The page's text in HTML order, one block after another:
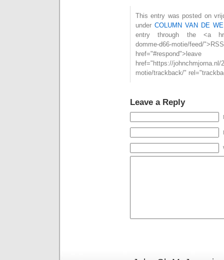
This entry was posted on
under COLUMN VAN DE
entry through the <a
domme-d66-motie/
href="https://johnchmjorna.nl/
motie/trackback/"
Leave a Reply